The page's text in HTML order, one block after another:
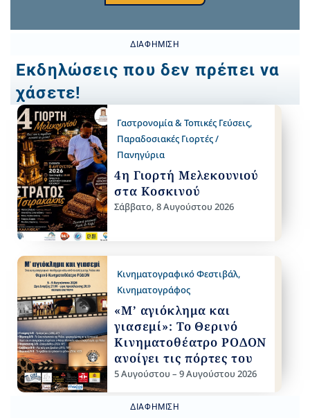
ΔΙΑΦΉΜΙΣΗ
Εκδηλώσεις που δεν πρέπει να
χάσετε!
Γαστρονομία & Τοπικές Γεύσεις,
Παραδοσιακές Γιορτές /
Πανηγύρια
4η Γιορτή Μελεκουνιού
στα Κοσκινού
Σάββατο, 8 Αυγούστου 2026
Κινηματογραφικό Φεστιβάλ,
Κινηματογράφος
«Μ’ αγιόκλημα και
γιασεμί»: Το Θερινό
Κινηματοθέατρο ΡΟΔΟΝ
ανοίγει τις πόρτες του
5 Αυγούστου – 9 Αυγούστου 2026
ΔΙΑΦΉΜΙΣΗ